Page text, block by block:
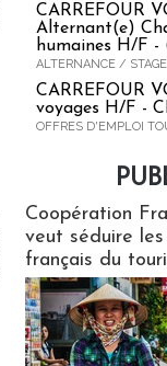
CARREFOUR
Alternant(e)
humaines H/F -
ALTERNANCE /
CARREFOUR
voyages H/F -
OFFRES D'EMPLOI
Coopération
veut séduire
français du